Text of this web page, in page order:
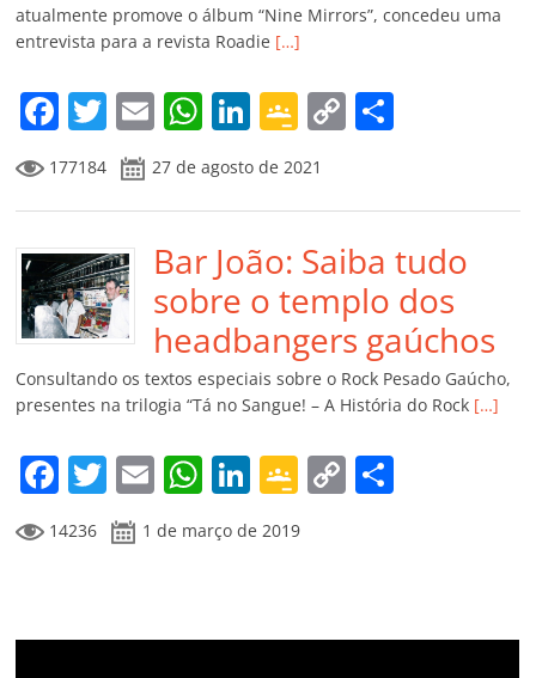
ro
o
m
atualmente promove o álbum “Nine Mirrors”, concedeu uma
entrevista para a revista Roadie […]
F
a
c
e
b
o
o
k
T
w
itt
er
E
m
ai
l
W
at
s
A
p
p
Li
n
k
e
dI
n
G
o
o
gl
e
Cl
a
ss
ro
o
m
C
y
Li
n
k
p
ar
til
h
ar
177184 27 de agosto de 2021
Bar João: Saiba tudo
sobre o templo dos
headbangers gaúchos
Consultando os textos especiais sobre o Rock Pesado Gaúcho,
presentes na trilogia “Tá no Sangue! – A História do Rock […]
F
a
c
b
T
w
itt
E
m
ai
W
at
A
Li
n
k
dI
G
o
o
e
C
Li ar
14236 1 de março de 2019